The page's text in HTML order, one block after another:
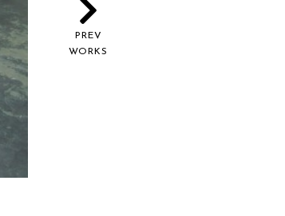
PREV
WORKS